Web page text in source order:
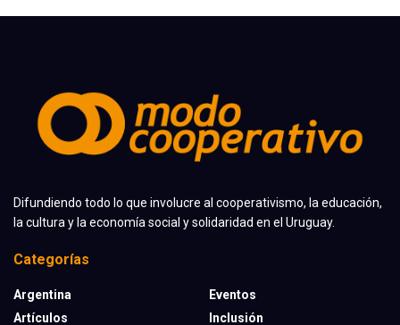
Difundiendo todo lo que involucre al cooperativismo, la educación,
la cultura y la economía social y solidaridad en el Uruguay.
Categorías
Argentina
Artículos
Eventos
Inclusión